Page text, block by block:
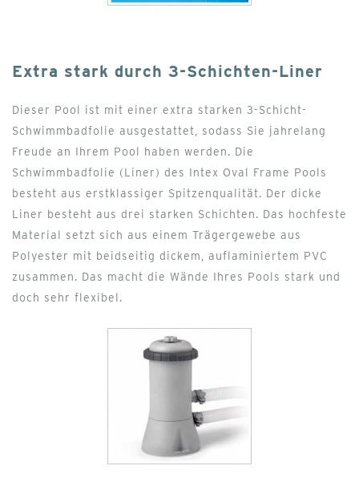
Extra stark durch 3-Schichten-Liner
Dieser Pool ist mit einer extra starken 3-Schicht-
Schwimmbadfolie ausgestattet, sodass Sie jahrelang
Freude an Ihrem Pool haben werden. Die
Schwimmbadfolie (Liner) des Intex Oval Frame Pools
besteht aus erstklassiger Spitzenqualität. Der dicke
Liner besteht aus drei starken Schichten. Das hochfeste
Material setzt sich aus einem Trägergewebe aus
Polyester mit beidseitig dickem, auflaminiertem PVC
zusammen. Das macht die Wände Ihres Pools stark und
doch sehr flexibel.